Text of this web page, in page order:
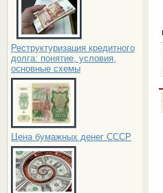
Реструктуризация кредитного
долга: понятие, условия,
основные схемы
Цена бумажных денег СССР